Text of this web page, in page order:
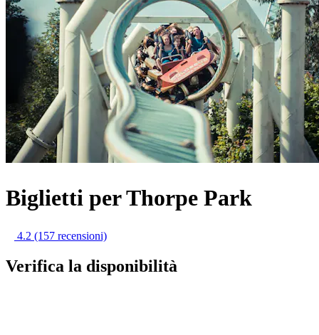
Biglietti per Thorpe Park
4.2 (157 recensioni)
Verifica la disponibilità